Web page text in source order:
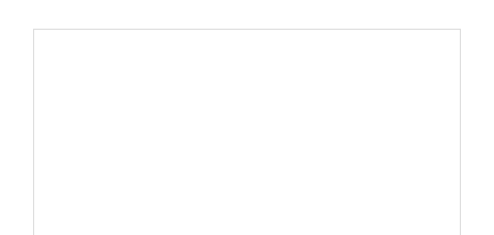
Ставлю высокую оценку сервису.